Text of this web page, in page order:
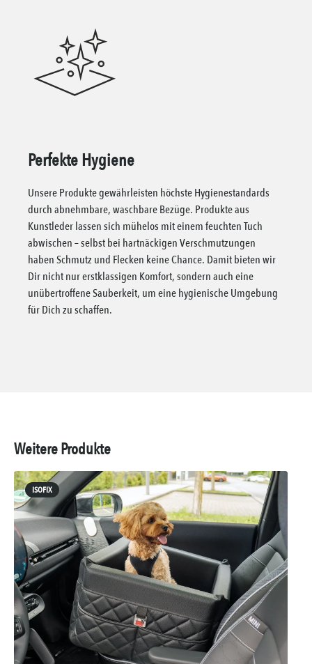
Perfekte Hygiene
Unsere Produkte gewährleisten höchste Hygienestandards
durch abnehmbare, waschbare Bezüge. Produkte aus
Kunstleder lassen sich mühelos mit einem feuchten Tuch
abwischen – selbst bei hartnäckigen Verschmutzungen
haben Schmutz und Flecken keine Chance. Damit bieten wir
Dir nicht nur erstklassigen Komfort, sondern auch eine
unübertroffene Sauberkeit, um eine hygienische Umgebung
für Dich zu schaffen.
Weitere Produkte
ISOFIX